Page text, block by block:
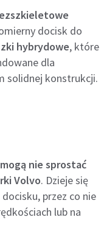
docisk do
hybrydowe, które
dla
solidnej konstrukcji.
nie sprostać
Volvo. Dzieje się
przez co nie
lub na